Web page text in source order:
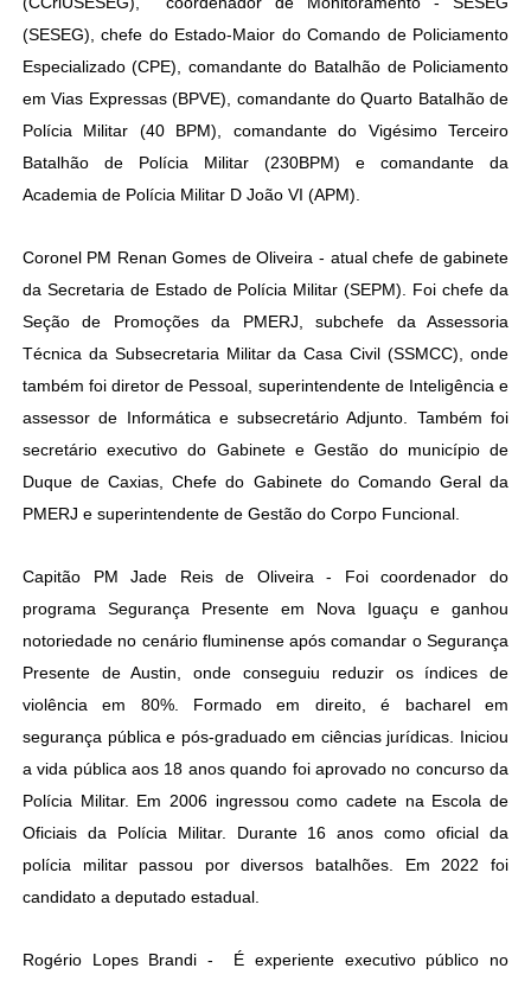
(SESEG), chefe do Estado-Maior do Comando de Policiamento
Especializado (CPE), comandante do Batalhão de Policiamento
em Vias Expressas (BPVE), comandante do Quarto Batalhão de
Polícia Militar (40 BPM), comandante do Vigésimo Terceiro
Batalhão de Polícia Militar (230BPM) e comandante da
Academia de Polícia Militar D João VI (APM).
Coronel PM Renan Gomes de Oliveira - atual chefe de gabinete
da Secretaria de Estado de Polícia Militar (SEPM). Foi chefe da
Seção de Promoções da PMERJ, subchefe da Assessoria
Técnica da Subsecretaria Militar da Casa Civil (SSMCC), onde
também foi diretor de Pessoal, superintendente de Inteligência e
assessor de Informática e subsecretário Adjunto. Também foi
secretário executivo do Gabinete e Gestão do município de
Duque de Caxias, Chefe do Gabinete do Comando Geral da
PMERJ e superintendente de Gestão do Corpo Funcional.
Capitão PM Jade Reis de Oliveira - Foi coordenador do
programa Segurança Presente em Nova Iguaçu e ganhou
notoriedade no cenário fluminense após comandar o Segurança
Presente de Austin, onde conseguiu reduzir os índices de
violência em 80%. Formado em direito, é bacharel em
segurança pública e pós-graduado em ciências jurídicas. Iniciou
a vida pública aos 18 anos quando foi aprovado no concurso da
Polícia Militar. Em 2006 ingressou como cadete na Escola de
Oficiais da Polícia Militar. Durante 16 anos como oficial da
polícia militar passou por diversos batalhões. Em 2022 foi
candidato a deputado estadual.
Rogério Lopes Brandi - É experiente executivo público no